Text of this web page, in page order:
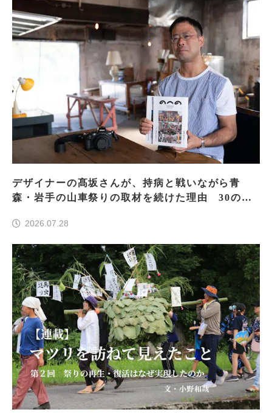
デザイナーの髙坂さんが、持病と戦いながら青
森・岩手の山車祭りの取材を続けた理由 30の山
2026.07.28